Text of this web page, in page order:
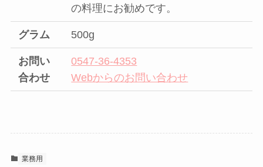
の料理にお勧めです。
グラム 500g
お問い
合わせ
0547-36-4353
Webからのお問い合わせ
業務用